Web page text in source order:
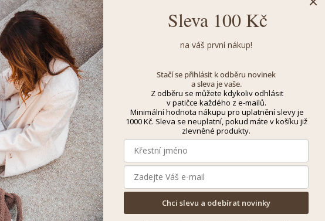
Sleva 100 Kč
na váš první nákup!
Stačí se přihlásit k odběru novinek
a sleva je vaše.
Z odběru se můžete kdykoliv odhlásit
v patičce každého z e-mailů.
Minimální hodnota nákupu pro uplatnění slevy je
1000 Kč. Sleva se neuplatní, pokud máte v košíku již
zlevněné produkty.
Chci slevu a odebírat novinky